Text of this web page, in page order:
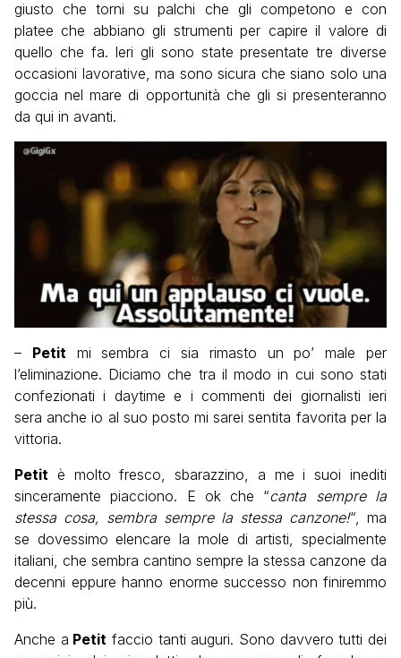
giusto che torni su palchi che gli competono e con
platee che abbiano gli strumenti per capire il valore di
quello che fa. Ieri gli sono state presentate tre diverse
occasioni lavorative, ma sono sicura che siano solo una
goccia nel mare di opportunità che gli si presenteranno
da qui in avanti.
– Petit mi sembra ci sia rimasto un po’ male per
l’eliminazione. Diciamo che tra il modo in cui sono stati
confezionati i daytime e i commenti dei giornalisti ieri
sera anche io al suo posto mi sarei sentita favorita per la
vittoria.
Petit è molto fresco, sbarazzino, a me i suoi inediti
sinceramente piacciono. E ok che “canta sempre la
stessa cosa, sembra sempre la stessa canzone!“, ma
se dovessimo elencare la mole di artisti, specialmente
italiani, che sembra cantino sempre la stessa canzone da
decenni eppure hanno enorme successo non finiremmo
più.
Anche a Petit faccio tanti auguri. Sono davvero tutti dei